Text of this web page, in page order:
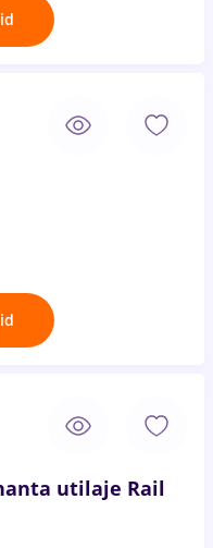
utilaje Rail